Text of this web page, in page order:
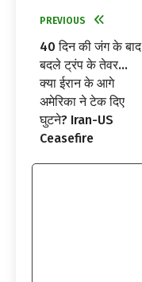
PREVIOUS
40 दिन की जंग के बाद
बदले ट्रंप के तेवर…
क्या ईरान के आगे
अमेरिका ने टेक दिए
घुटने? Iran-US
Ceasefire